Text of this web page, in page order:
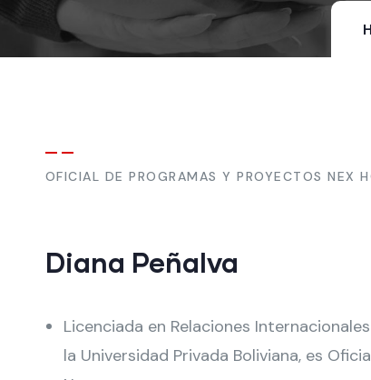
OFICIAL DE PROGRAMAS Y PROYECTOS NEX
Diana Peñalva
Licenciada en Relaciones
la Universidad Privada Boliviana, es